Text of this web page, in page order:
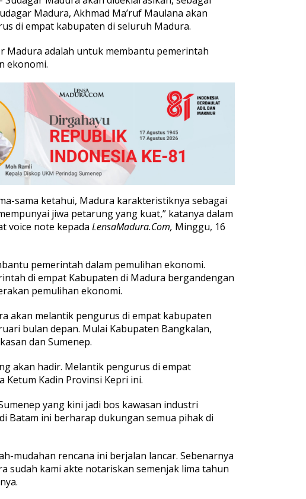
Madura, Akhmad Ma’ruf Maulana akan
di empat kabupaten di seluruh Madura.
Madura adalah untuk membantu pemerintah
ekonomi.
sama ketahui, Madura karakteristiknya sebagai
jiwa petarung yang kuat,” katanya dalam
voice note kepada LensaMadura.Com, Minggu, 16
pemerintah dalam pemulihan ekonomi.
di empat Kabupaten di Madura bergandengan
pemulihan ekonomi.
akan melantik pengurus di empat kabupaten
bulan depan. Mulai Kabupaten Bangkalan,
dan Sumenep.
akan hadir. Melantik pengurus di empat
Ketum Kadin Provinsi Kepri ini.
yang kini jadi bos kawasan industri
Batam ini berharap dukungan semua pihak di
mudahan rencana ini berjalan lancar. Sebenarnya
sudah kami akte notariskan semenjak lima tahun